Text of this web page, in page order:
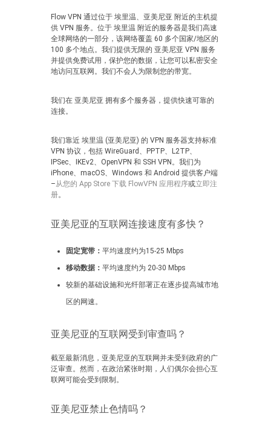
Flow VPN 通过位于 埃里温、亚美尼亚 附近的主机提
供 VPN 服务。位于 埃里温 附近的服务器是我们高速
全球网络的一部分，该网络覆盖 60 多个国家/地区的
100 多个地点。我们提供无限的 亚美尼亚 VPN 服务
并提供免费试用，保护您的数据，让您可以私密安全
地访问互联网。我们不会人为限制您的带宽。
我们在 亚美尼亚 拥有多个服务器，提供快速可靠的
连接。
我们靠近 埃里温 (亚美尼亚) 的 VPN 服务器支持标准
VPN 协议，包括 WireGuard、PPTP、L2TP、
IPSec、IKEv2、OpenVPN 和 SSH VPN。我们为
iPhone、macOS、Windows 和 Android 提供客户端
–从您的 App Store 下载 FlowVPN 应用程序或立即注
册。
亚美尼亚的互联网连接速度有多快？
固定宽带： 平均速度约为15-25 Mbps
移动数据： 平均速度约为 20-30 Mbps
较新的基础设施和光纤部署正在逐步提高城市地
区的网速。
亚美尼亚的互联网受到审查吗？
截至最新消息，亚美尼亚的互联网并未受到政府的广
泛审查。然而，在政治紧张时期，人们偶尔会担心互
联网可能会受到限制。
亚美尼亚禁止色情吗？